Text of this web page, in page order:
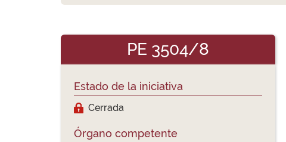
PE 3504/8
Estado de la iniciativa
Cerrada
Órgano competente